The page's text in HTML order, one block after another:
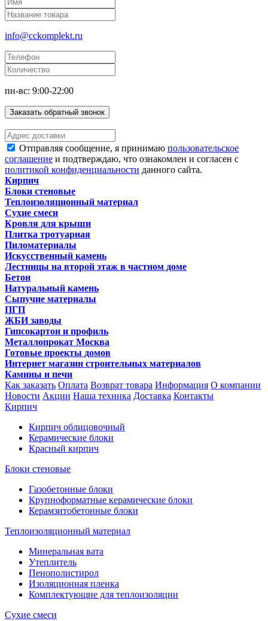
info@cckomplekt.ru
пн-вс: 9:00-22:00
Заказать обратный звонок
Отправляя сообщение, я принимаю пользовательское
соглашение и подтверждаю, что ознакомлен и согласен с
политикой конфиденциальности данного сайта.
Кирпич
Блоки стеновые
Теплоизоляционный материал
Сухие смеси
Кровля для крыши
Плитка тротуарная
Пиломатериалы
Искусственный камень
Лестницы на второй этаж в частном доме
Бетон
Натуральный камень
Сыпучие материалы
ПГП
ЖБИ заводы
Гипсокартон и профиль
Металлопрокат Москва
Готовые проекты домов
Интернет магазин строительных материалов
Камины и печи
Как заказать Оплата Возврат товара Информация О компании
Новости Акции Наша техника Доставка Контакты
Кирпич
Кирпич облицовочный
Керамические блоки
Красный кирпич
Блоки стеновые
Газобетонные блоки
Крупноформатные керамические блоки
Керамзитобетонные блоки
Теплоизоляционный материал
Минеральная вата
Утеплитель
Пенополистирол
Изоляционная пленка
Комплектующие для теплоизоляции
Сухие смеси